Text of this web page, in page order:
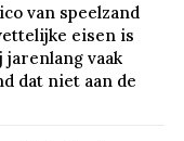
van speelzand
eisen is
jarenlang vaak
dat niet aan de